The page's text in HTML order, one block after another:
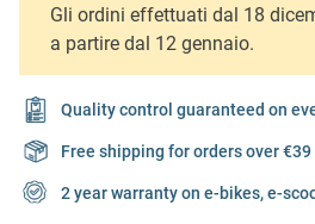
Gli ordini effettuati dal 18
a partire dal 12 gennaio.
Quality control guaranteed on
Free shipping for orders over €39
2 year warranty on e-bikes, e-